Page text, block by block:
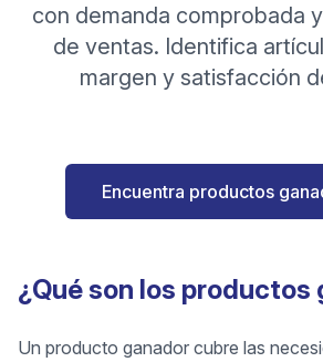
con demanda comprobada
de ventas. Identifica
margen y satisfacción
Encuentra productos
¿Qué son los productos
Un producto ganador cubre las